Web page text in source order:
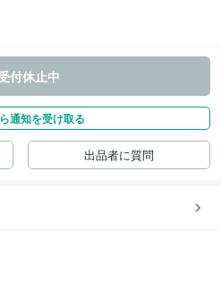
付休止中
通知を受け取る
出品者に質問